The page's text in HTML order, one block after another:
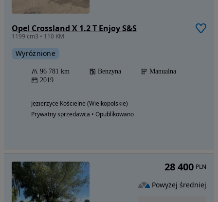
Opel Crossland X 1.2 T Enjoy S&S
1199 cm3 • 110 KM
Wyróżnione
96 781 km Benzyna
Manualna
2019
Jezierzyce Kościelne (Wielkopolskie)
Prywatny sprzedawca • Opublikowano
28 400 PLN
Powyżej średniej